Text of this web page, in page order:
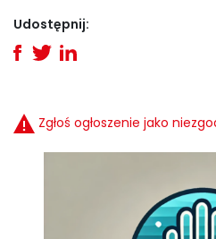
Udostępnij:
Zgłoś ogłoszenie jako